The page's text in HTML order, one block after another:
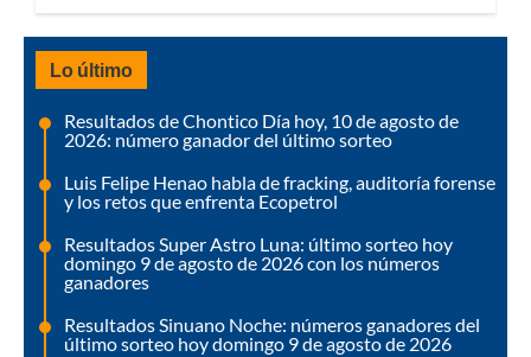
Lo último
Resultados de Chontico Día hoy, 10 de agosto de
2026: número ganador del último sorteo
Luis Felipe Henao habla de fracking, auditoría forense
y los retos que enfrenta Ecopetrol
Resultados Super Astro Luna: último sorteo hoy
domingo 9 de agosto de 2026 con los números
ganadores
Resultados Sinuano Noche: números ganadores del
último sorteo hoy domingo 9 de agosto de 2026